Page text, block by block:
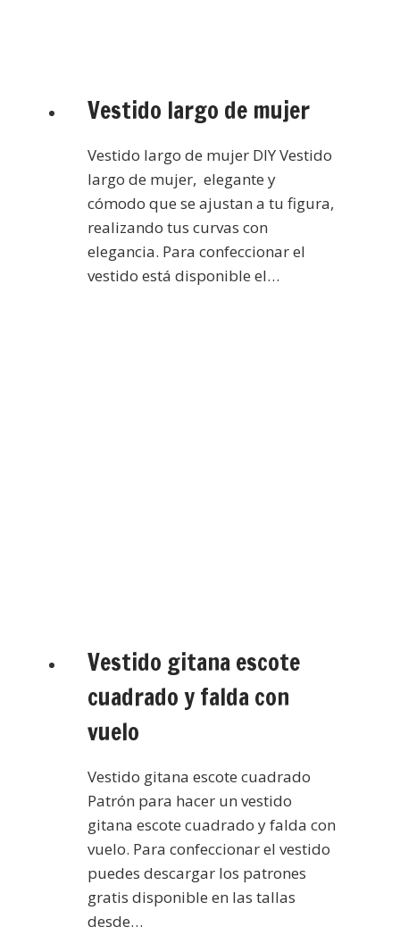
Vestido largo de mujer
Vestido largo de mujer DIY Vestido
largo de mujer, elegante y
cómodo que se ajustan a tu figura,
realizando tus curvas con
elegancia. Para confeccionar el
vestido está disponible el…
Vestido gitana escote
cuadrado y falda con
vuelo
Vestido gitana escote cuadrado
Patrón para hacer un vestido
gitana escote cuadrado y falda con
vuelo. Para confeccionar el vestido
puedes descargar los patrones
gratis disponible en las tallas
desde…